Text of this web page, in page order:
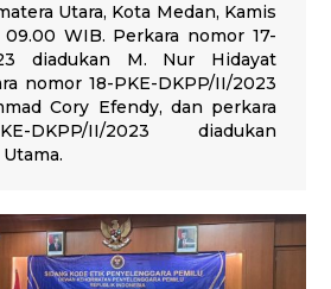
Utara, Kota Medan, Kamis
WIB. Perkara nomor 17-
diadukan M. Nur Hidayat
nomor 18-PKE-DKPP/II/2023
Cory Efendy, dan perkara
DKPP/II/2023 diadukan